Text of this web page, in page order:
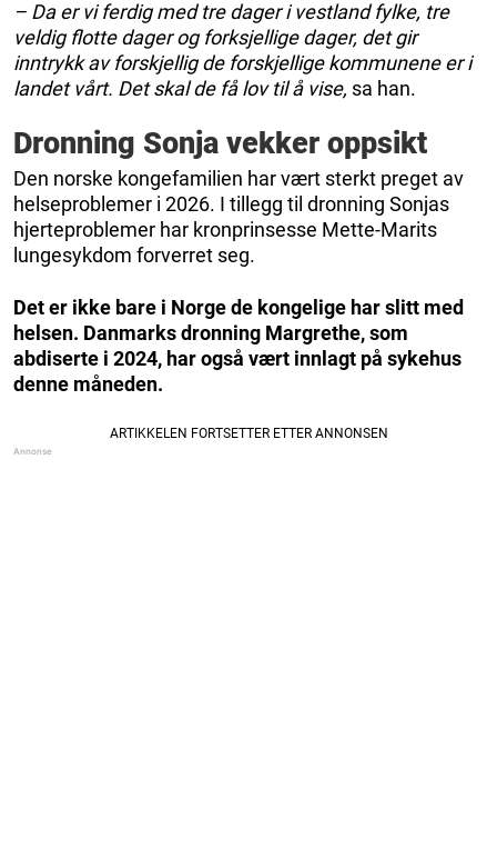
– Da er vi ferdig med tre dager i vestland fylke, tre
veldig flotte dager og forksjellige dager, det gir
inntrykk av forskjellig de forskjellige kommunene er i
landet vårt. Det skal de få lov til å vise, sa han.
Dronning Sonja vekker oppsikt
Den norske kongefamilien har vært sterkt preget av
helseproblemer i 2026. I tillegg til dronning Sonjas
hjerteproblemer har kronprinsesse Mette-Marits
lungesykdom forverret seg.
Det er ikke bare i Norge de kongelige har slitt med
helsen. Danmarks dronning Margrethe, som
abdiserte i 2024, har også vært innlagt på sykehus
denne måneden.